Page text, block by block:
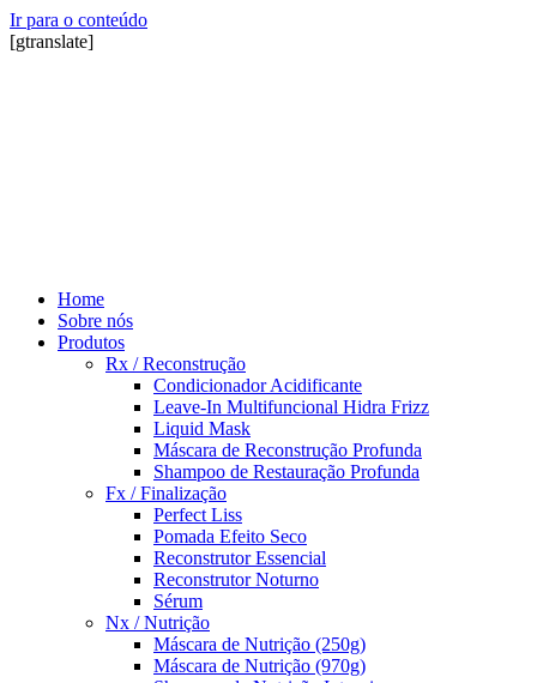
Ir para o conteúdo
[gtranslate]
Home
Sobre nós
Produtos
Rx / Reconstrução
Condicionador Acidificante
Leave-In Multifuncional Hidra Frizz
Liquid Mask
Máscara de Reconstrução Profunda
Shampoo de Restauração Profunda
Fx / Finalização
Perfect Liss
Pomada Efeito Seco
Reconstrutor Essencial
Reconstrutor Noturno
Sérum
Nx / Nutrição
Máscara de Nutrição (250g)
Máscara de Nutrição (970g)